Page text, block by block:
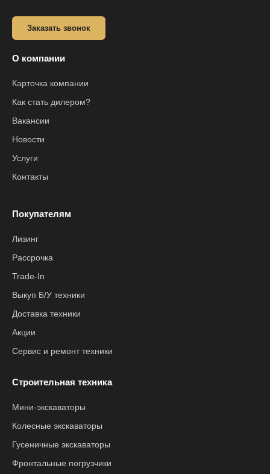
Заказать звонок
О компании
Карточка компании
Как стать дилером?
Вакансии
Новости
Услуги
Контакты
Покупателям
Лизинг
Рассрочка
Trade-In
Выкуп Б/У техники
Доставка техники
Акции
Сервис и ремонт техники
Строительная техника
Мини-экскаваторы
Колесные экскаваторы
Гусеничные экскаваторы
Фронтальные погрузчики